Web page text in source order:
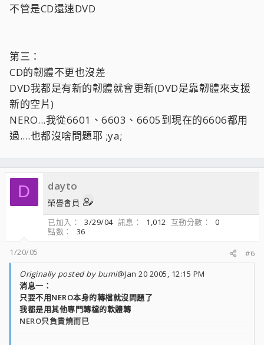
不管是CD還速DVD
第三：
CD的韌體不更也沒差
DVD我都是有新的韌體就會更新(DVD是靠韌體來支援
新的空片)
NERO...我從6601、6603、6605到現在的6606都用
過....也都沒啥問題耶 ;ya;
D dayto
榮譽會員
已加入
3/29/04 訊息 1,012 互動分數
0
點數
36
1/20/05
#6
Originally posted by bumi@Jan 20 2005, 12:15 PM
消息一：
只要不用NERO本身的轉檔就沒問題了
我都是用其他專門轉檔的軟體轉
NERO只負責燒而已